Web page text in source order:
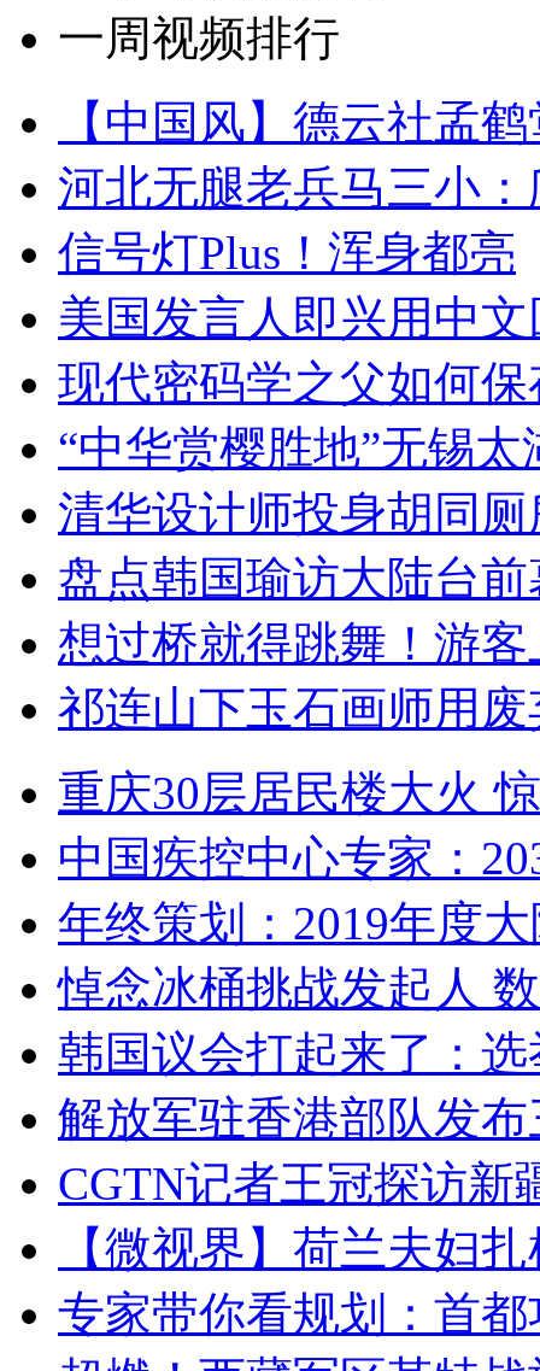
一周视频排行
【中国风】德云社孟
河北无腿老兵马三小
信号灯Plus！浑身都亮
美国发言人即兴用中
现代密码学之父如何
“中华赏樱胜地”无锡
清华设计师投身胡同
盘点韩国瑜访大陆台
想过桥就得跳舞！游客
祁连山下玉石画师用
重庆30层居民楼大火
中国疾控中心专家：
年终策划：2019年度
悼念冰桶挑战发起人
韩国议会打起来了：
解放军驻香港部队发
CGTN记者王冠探访新
【微视界】荷兰夫妇
专家带你看规划：首